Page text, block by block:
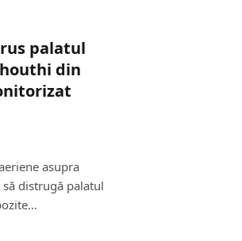
palatul
din
asupra
distrugă palatul